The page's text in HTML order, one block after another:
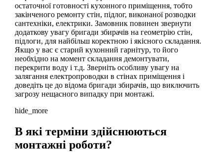
остаточної готовності кухонного приміщення, тобто
закінченого ремонту стін, підлог, виконаної розводки
сантехніки, електрики. Замовник повинен звернути
додаткову увагу бригади збирачів на геометрію стін,
підлоги, для найбільш коректною і якісного складання.
Якщо у вас є старий кухонний гарнітур, то його
необхідно на момент складання демонтувати,
перекрити воду і т.д. Зверніть особливу увагу на
залягання електропроводки в стінах приміщення і
доведіть це до відома бригади збирачів, що виключить
загрозу нещасного випадку при монтажі.
hide_more
В які терміни здійснюються
монтажні роботи?